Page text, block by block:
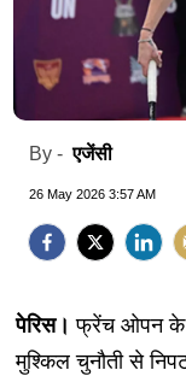
By -एजेंसी
26 May 2026 3:57 AM
पेरिस। फ्रेंच ओपन के
मुश्किल चुनौती से